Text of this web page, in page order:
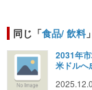
同じ「食品/ 飲料
2031年
米ドルへ